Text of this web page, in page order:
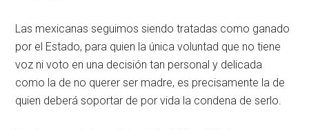
Las mexicanas seguimos siendo tratadas como ganado
por el Estado, para quien la única voluntad que no tiene
voz ni voto en una decisión tan personal y delicada
como la de no querer ser madre, es precisamente la de
quien deberá soportar de por vida la condena de serlo.